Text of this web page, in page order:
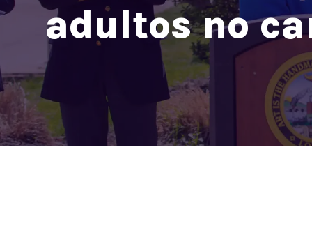
adultos no